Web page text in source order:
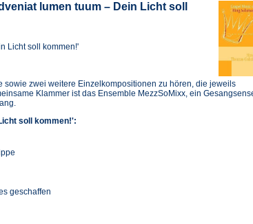
lumen tuum – Dein Licht soll
Licht soll kommen!'
sowie zwei weitere Einzelkompositionen zu hören, die jeweils
Klammer ist das Ensemble MezzSoMixx, ein
soll kommen!':
geschaffen